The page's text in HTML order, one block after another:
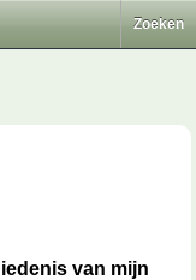
Zoeken
van mijn